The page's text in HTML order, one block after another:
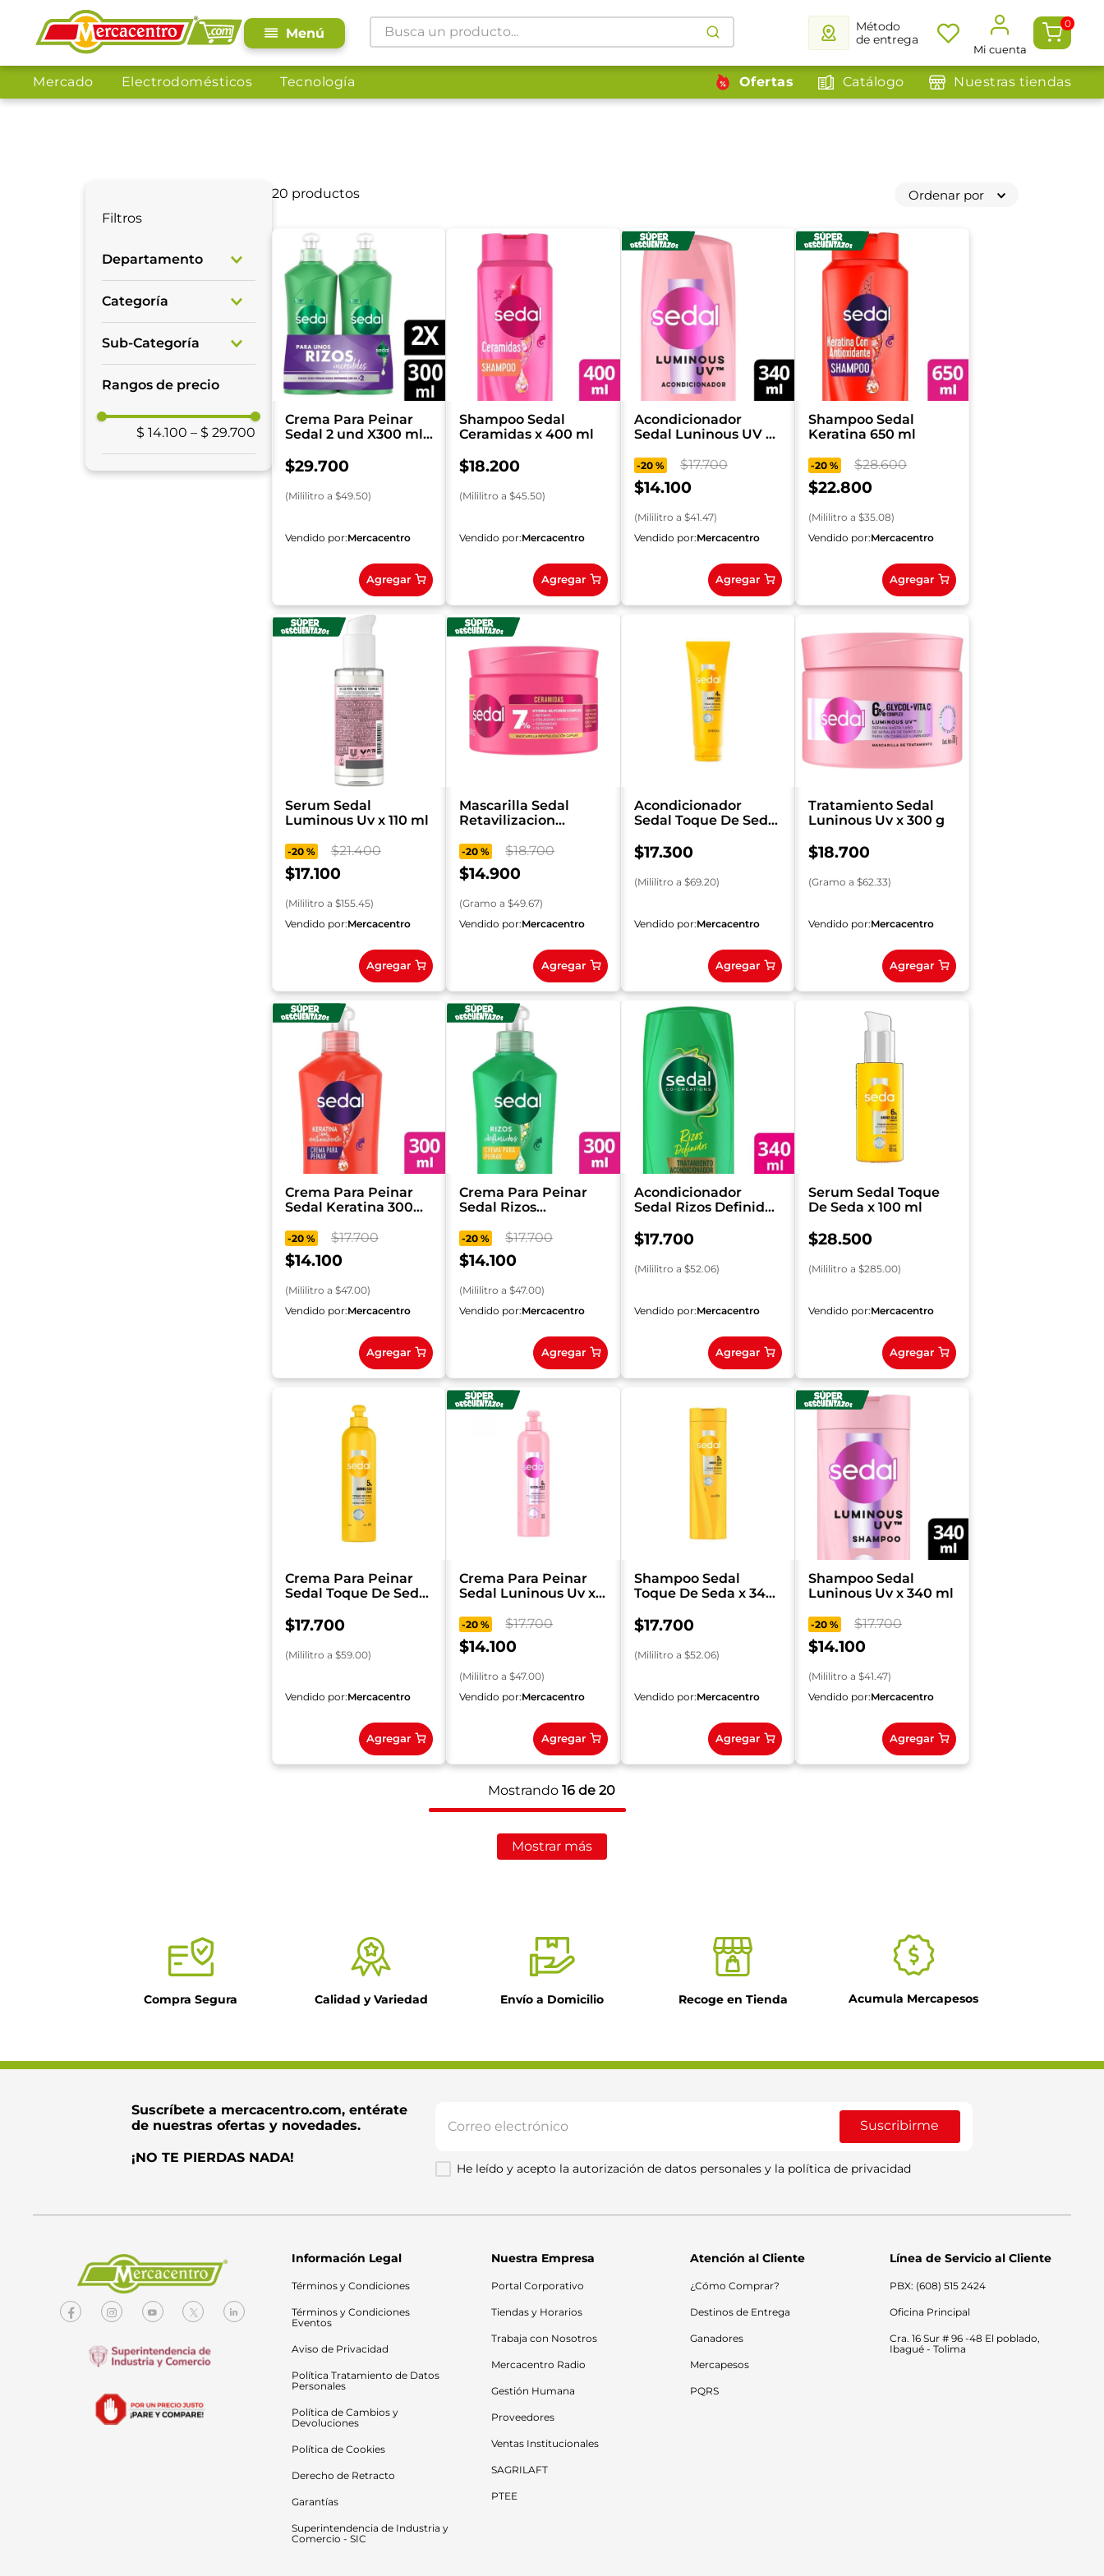
Busca un producto...
Método
de entrega
Mi cuenta
0
Mercado Electrodomésticos Tecnología Ofertas Catálogo Nuestras tiendas
Filtros
Departamento
Higiene y Cuidado
Personal
Categoría
Cuidado Capilar
Sub-Categoría
Acondicionadores
y Tratamientos
Shampoo
Cuidado Facial
Rangos de precio
$ 14.100 – $ 29.700
20 productos Ordenar por
Crema Para Peinar
Sedal 2 und X300 ml
$29.700
(Mililitro a $49.50)
Vendido por:Mercacentro
Agregar
Shampoo Sedal
Ceramidas x 400 ml
$18.200
(Mililitro a $45.50)
Vendido por:Mercacentro
Agregar
Acondicionador
Sedal Luninous UV x
-20 % $17.700
$14.100
(Mililitro a $41.47)
Vendido por:Mercacentro
Agregar
Shampoo Sedal
Keratina 650 ml
-20 % $28.600
$22.800
(Mililitro a $35.08)
Vendido por:Mercacentro
Agregar
Serum Sedal
Luminous Uv x 110 ml
-20 % $21.400
$17.100
(Mililitro a $155.45)
Vendido por:Mercacentro
Agregar
Mascarilla Sedal
Retavilizacion
-20 % $18.700
$14.900
(Gramo a $49.67)
Vendido por:Mercacentro
Agregar
Acondicionador
Sedal Toque De Seda
$17.300
(Mililitro a $69.20)
Vendido por:Mercacentro
Agregar
Tratamiento Sedal
Luninous Uv x 300 g
$18.700
(Gramo a $62.33)
Vendido por:Mercacentro
Agregar
Crema Para Peinar
Sedal Keratina 300
-20 % $17.700
$14.100
(Mililitro a $47.00)
Vendido por:Mercacentro
Agregar
Crema Para Peinar
Sedal Rizos
-20 % $17.700
$14.100
(Mililitro a $47.00)
Vendido por:Mercacentro
Agregar
Acondicionador
Sedal Rizos Definidos
$17.700
(Mililitro a $52.06)
Vendido por:Mercacentro
Agregar
Serum Sedal Toque
De Seda x 100 ml
$28.500
(Mililitro a $285.00)
Vendido por:Mercacentro
Agregar
Crema Para Peinar
Sedal Toque De Seda
$17.700
(Mililitro a $59.00)
Vendido por:Mercacentro
Agregar
Crema Para Peinar
Sedal Luninous Uv x
-20 % $17.700
$14.100
(Mililitro a $47.00)
Vendido por:Mercacentro
Agregar
Shampoo Sedal
Toque De Seda x 340
$17.700
(Mililitro a $52.06)
Vendido por:Mercacentro
Agregar
Shampoo Sedal
Luninous Uv x 340 ml
-20 % $17.700
$14.100
(Mililitro a $41.47)
Vendido por:Mercacentro
Agregar
Mostrando16 de 20
Mostrar más
Compra Segura Calidad y Variedad Envío a Domicilio Recoge en Tienda Acumula Mercapesos
Suscríbete a mercacentro.com, entérate
de nuestras ofertas y novedades.
¡NO TE PIERDAS NADA!
Suscribirme
He leído y acepto la autorización de datos personales y la política de privacidad
Información Legal
Términos y Condiciones
Términos y Condiciones
Eventos
Aviso de Privacidad
Política Tratamiento de Datos
Personales
Política de Cambios y
Devoluciones
Política de Cookies
Derecho de Retracto
Garantías
Superintendencia de Industria y
Comercio - SIC
Nuestra Empresa
Portal Corporativo
Tiendas y Horarios
Trabaja con Nosotros
Mercacentro Radio
Gestión Humana
Proveedores
Ventas Institucionales
SAGRILAFT
PTEE
Atención al Cliente
¿Cómo Comprar?
Destinos de Entrega
Ganadores
Mercapesos
PQRS
Línea de Servicio al Cliente
PBX: (608) 515 2424
Oficina Principal
Cra. 16 Sur # 96 -48 El poblado,
Ibagué - Tolima